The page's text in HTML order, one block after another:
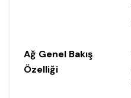
Ağ Genel Bakış
Özelliği